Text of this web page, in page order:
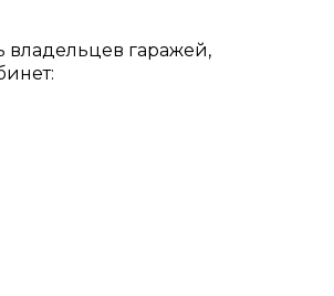
владельцев гаражей,